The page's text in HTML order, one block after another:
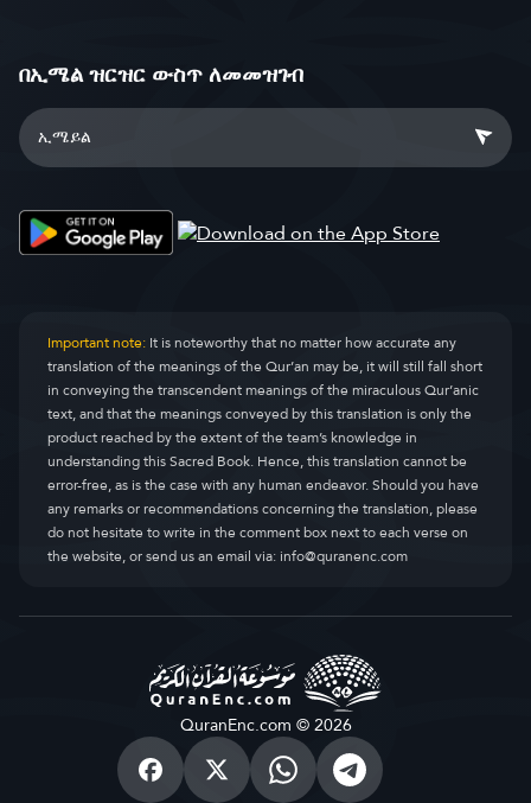
በኢሜል ዝርዝር ውስጥ ለመመዝገብ
Important note:It is noteworthy that no matter how accurate any
translation of the meanings of the Qur’an may be, it will still fall short
in conveying the transcendent meanings of the miraculous Qur’anic
text, and that the meanings conveyed by this translation is only the
product reached by the extent of the team’s knowledge in
understanding this Sacred Book. Hence, this translation cannot be
error-free, as is the case with any human endeavor. Should you have
any remarks or recommendations concerning the translation, please
do not hesitate to write in the comment box next to each verse on
the website, or send us an email via:info@quranenc.com
QuranEnc.com © 2026